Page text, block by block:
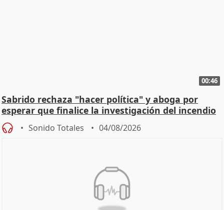
00:46
Sabrido rechaza "hacer política" y aboga por
esperar que finalice la investigación del incendio
Sonido Totales 04/08/2026